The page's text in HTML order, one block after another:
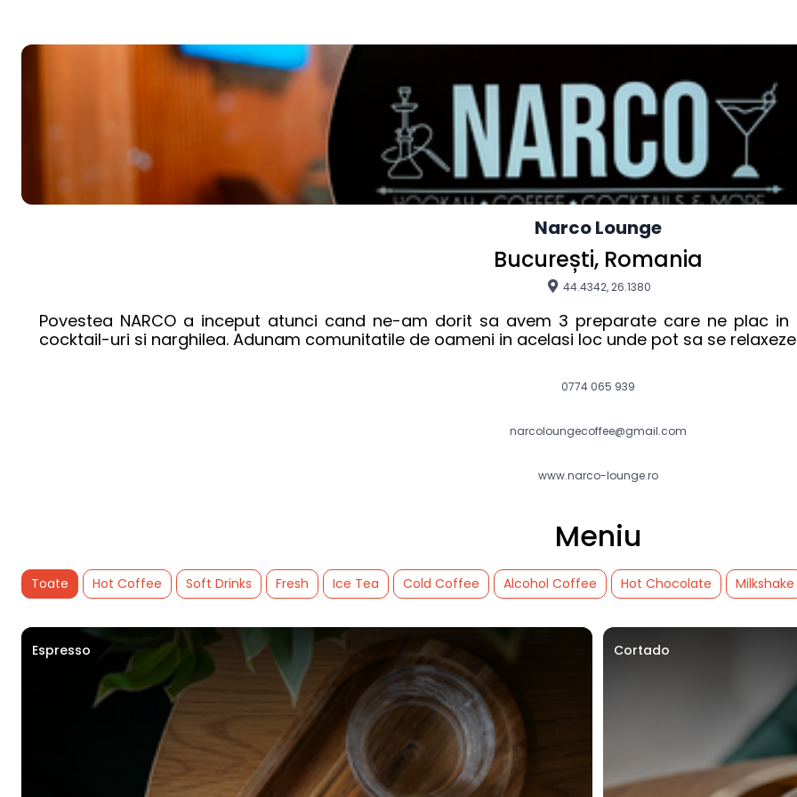
Narco Lounge
București, Romania
44.4342, 26.1380
Povestea NARCO a inceput atunci cand ne-am dorit sa avem 3 preparate care ne plac
cocktail-uri si narghilea. Adunam comunitatile de oameni in acelasi loc unde pot sa se
0774 065 939
narcoloungecoffee@gmail.com
www.narco-lounge.ro
Meniu
Toate Hot Coffee Soft Drinks Fresh Ice Tea Cold Coffee Alcohol Coffee Hot Chocolate Milkshake
Espresso Cortado